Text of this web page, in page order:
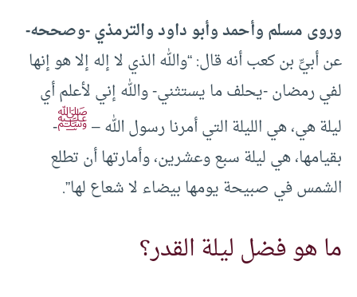
وروى مسلم وأحمد وأبو داود والترمذي -وصححه-
عن أبيِّ بن كعب أنه قال: “والله الذي لا إله إلا هو إنها
لفي رمضان -يحلف ما يستثني- والله إني لأعلم أي
ليلة هي، هي الليلة التي أمرنا رسول الله –ﷺ-
بقيامها، هي ليلة سبع وعشرين، وأمارتها أن تطلع
الشمس في صبيحة يومها بيضاء لا شعاع لها”.
ما هو فضل ليلة القدر؟